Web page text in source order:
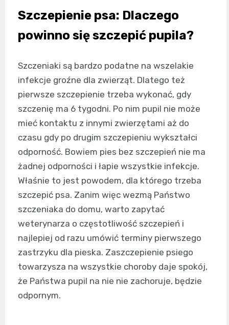
Szczepienie psa: Dlaczego
powinno się szczepić pupila?
Szczeniaki są bardzo podatne na wszelakie
infekcje groźne dla zwierząt. Dlatego też
pierwsze szczepienie trzeba wykonać, gdy
szczenię ma 6 tygodni. Po nim pupil nie może
mieć kontaktu z innymi zwierzętami aż do
czasu gdy po drugim szczepieniu wykształci
odporność. Bowiem pies bez szczepień nie ma
żadnej odporności i łapie wszystkie infekcje.
Właśnie to jest powodem, dla którego trzeba
szczepić psa. Zanim więc wezmą Państwo
szczeniaka do domu, warto zapytać
weterynarza o częstotliwość szczepień i
najlepiej od razu umówić terminy pierwszego
zastrzyku dla pieska. Zaszczepienie psiego
towarzysza na wszystkie choroby daje spokój,
że Państwa pupil na nie nie zachoruje, będzie
odpornym.